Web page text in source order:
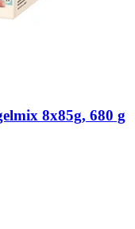
8x85g, 680 g